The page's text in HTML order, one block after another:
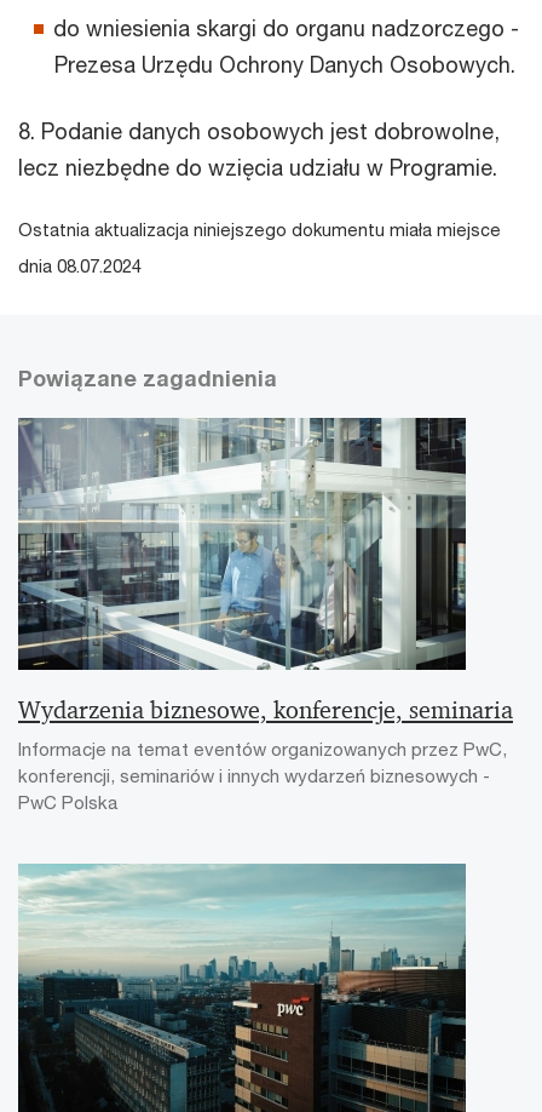
do wniesienia skargi do organu nadzorczego -
Prezesa Urzędu Ochrony Danych Osobowych.
8. Podanie danych osobowych jest dobrowolne,
lecz niezbędne do wzięcia udziału w Programie.
Ostatnia aktualizacja niniejszego dokumentu miała miejsce
dnia 08.07.2024
Powiązane zagadnienia
Wydarzenia biznesowe, konferencje, seminaria
Informacje na temat eventów organizowanych przez PwC,
konferencji, seminariów i innych wydarzeń biznesowych -
PwC Polska